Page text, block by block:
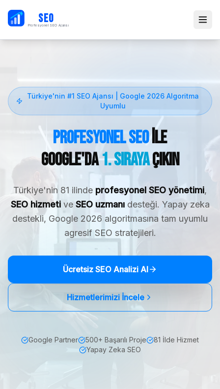
SEO
Profesyonel SEO Ajansı
Türkiye'nin #1 SEO Ajansı | Google 2026 Algoritma
Uyumlu
Profesyonel SEOile
Google'da1. SırayaÇıkın
Türkiye'nin 81 ilinde profesyonel SEO yönetimi,
SEO hizmetive SEO uzmanıdesteği. Yapay zeka
destekli, Google 2026 algoritmasına tam uyumlu
agresif SEO stratejileri.
Ücretsiz SEO Analizi Al
Hizmetlerimizi İncele
Google Partner 500+ Başarılı Proje
81 İlde Hizmet
Yapay Zeka SEO